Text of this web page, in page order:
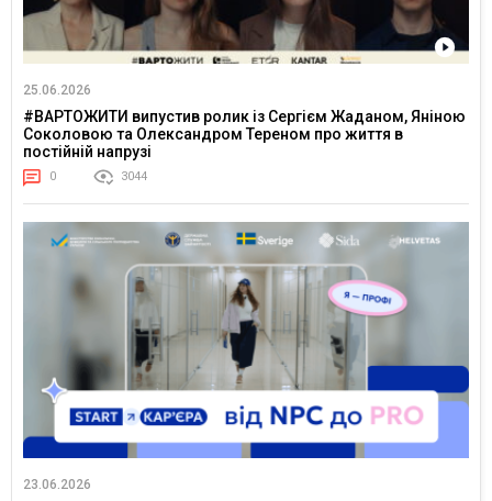
25.06.2026
#ВАРТОЖИТИ випустив ролик із Сергієм Жаданом, Яніною
Соколовою та Олександром Тереном про життя в
постійній напрузі
0 3044
23.06.2026